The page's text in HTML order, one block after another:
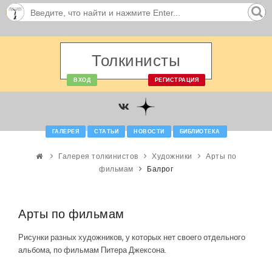
Толкинисты
ВХОД РЕГИСТРАЦИЯ
ГАЛЕРЕЯ СТАТЬИ НОВОСТИ БИБЛИОТЕКА
Галерея толкинистов Художники
Арты по
фильмам
Балрог
Арты по фильмам
Рисунки разных художников, у которых нет своего отдельного
альбома, по фильмам Питера Джексона.